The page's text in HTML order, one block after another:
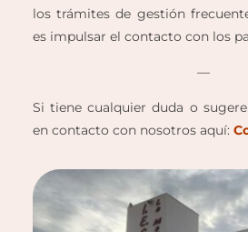
los trámites de gestión
es impulsar el contacto con los
—
Si tiene cualquier duda o
en contacto con nosotros aquí: